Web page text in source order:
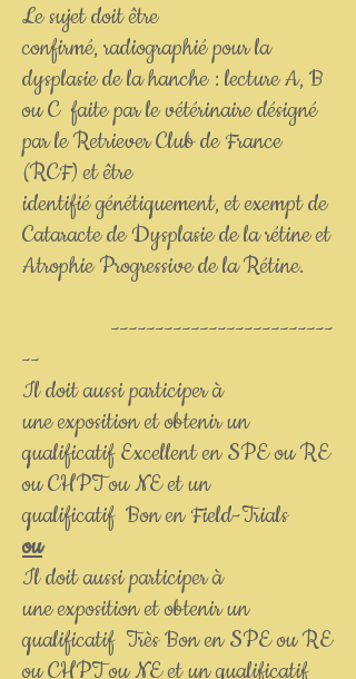
Le sujet doit être
confirmé, radiographié pour la
dysplasie de la hanche : lecture A, B
ou C faite par le vétérinaire désigné
par le Retriever Club de France
(RCF) et être
identifié génétiquement, et exempt de
Cataracte de Dysplasie de la rétine et
Atrophie Progressive de la Rétine.
-------------------------
--
Il doit aussi participer à
une exposition et obtenir un
qualificatif Excellent en SPE ou RE
ou CHPT ou NE et un
qualificatif Bon en Field-Trials
ou
Il doit aussi participer à
une exposition et obtenir un
qualificatif Très Bon en SPE ou RE
ou CHPT ou NE et un qualificatif